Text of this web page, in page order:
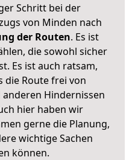
Schritt bei der
von Minden nach
der Routen. Es ist
die sowohl sicher
Es ist auch ratsam,
die Route frei von
Hindernissen
hier haben wir
gerne die Planung,
wichtige Sachen
können.